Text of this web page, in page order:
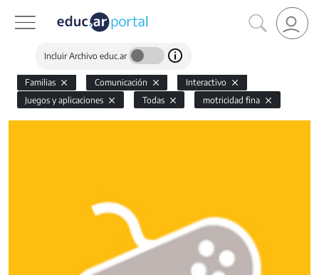
Incluir Archivo educ.ar
Familias Comunicación
Interactivo
Juegos y aplicaciones
Todas motricidad fina